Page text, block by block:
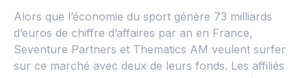
Alors que l’économie du sport génère 73 milliards
d’euros de chiffre d’affaires par an en France,
Seventure Partners et Thematics AM veulent surfer
sur ce marché avec deux de leurs fonds. Les affiliés